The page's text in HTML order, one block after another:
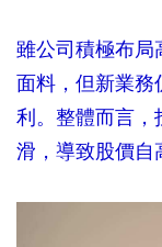
雖公司積極布局
面料，但新業務
利。整體而言，
滑，導致股價自